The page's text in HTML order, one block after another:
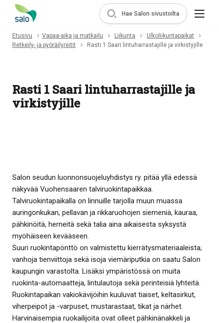
Hae Salon sivustoilta
Etusivu Vapaa-aika ja matkailu Liikunta
Ulkoliikuntapaikat
Retkeily- ja pyöräilyreitit
Rasti 1 Saari lintuharrastajille ja virkistyjille
Rasti 1 Saari lintuharrastajille ja
virkistyjille
Salon seudun luonnonsuojeluyhdistys ry. pitää yllä edessä
näkyvää Vuohensaaren talviruokintapaikkaa.
Talviruokintapaikalla on linnuille tarjolla muun muassa
auringonkukan, pellavan ja rikkaruohojen siemeniä, kauraa,
pähkinöitä, herneitä sekä talia aina aikaisesta syksystä
myöhäiseen kevääseen.
Suuri ruokintapönttö on valmistettu kierrätysmateriaaleista;
vanhoja tienviittoja sekä isoja viemäriputkia on saatu Salon
kaupungin varastolta. Lisäksi ympäristössä on muita
ruokinta-automaatteja, lintulautoja sekä perinteisiä lyhteitä.
Ruokintapaikan vakiokävijöihin kuuluvat tiaiset, keltasirkut,
viherpeipot ja -varpuset, mustarastaat, tikat ja närhet.
Harvinaisempia ruokailijoita ovat olleet pähkinänakkeli ja